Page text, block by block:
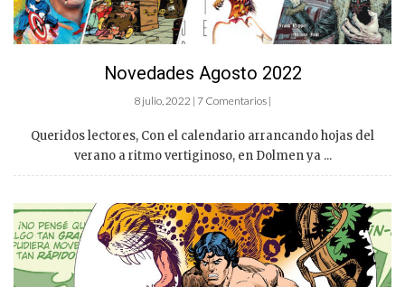
Novedades Agosto 2022
8 julio, 2022 | 7 Comentarios |
Queridos lectores, Con el calendario arrancando hojas del
verano a ritmo vertiginoso, en Dolmen ya ...